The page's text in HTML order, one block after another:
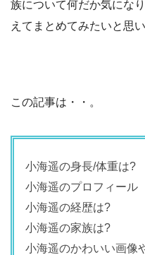
族について何だか気にな
えてまとめてみたいと思い
この記事は・・。
小海遥の身長/体重は?
小海遥のプロフィール
小海遥の経歴は?
小海遥の家族は?
小海遥のかわいい画像